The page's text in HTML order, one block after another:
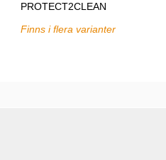
PROTECT2CLEAN
Finns i flera varianter